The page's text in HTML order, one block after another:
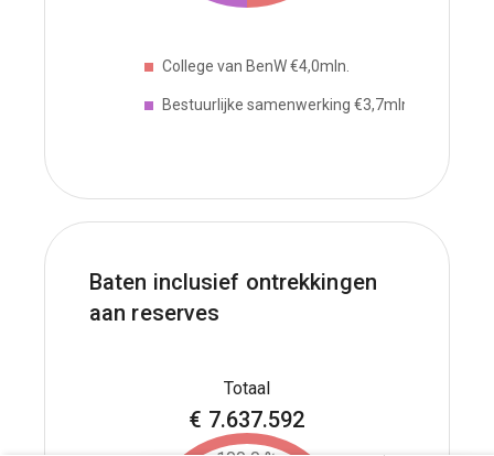
College van BenW €4,0mln.
Bestuurlijke samenwerking €3,7mln.
Baten inclusief ontrekkingen
aan reserves
€ 7.637.592